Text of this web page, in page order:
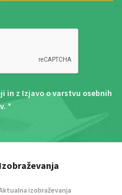
in z Izjavo o varstvu osebnih
. *
Izobraževanja
izobraževanja